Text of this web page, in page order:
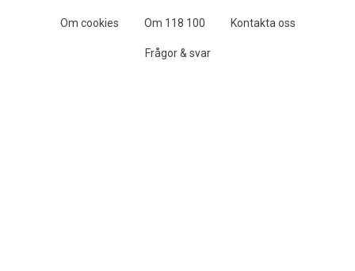
Om cookies Om 118 100 Kontakta oss
Frågor & svar